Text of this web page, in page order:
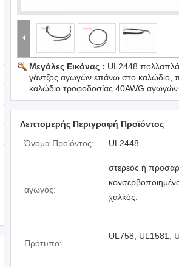
Μεγάλες Εικόνας : UL2448
γάντζος αγωγών επάνω στο καλώδιο,
καλώδιο τροφοδοσίας 40AWG αγωγών
Λεπτομερής Περιγραφή Προϊόντος
Όνομα Προϊόντος:
UL2448
αγωγός:
στερεός ή
χαλκός.
Πρότυπο:
UL758, UL1581,